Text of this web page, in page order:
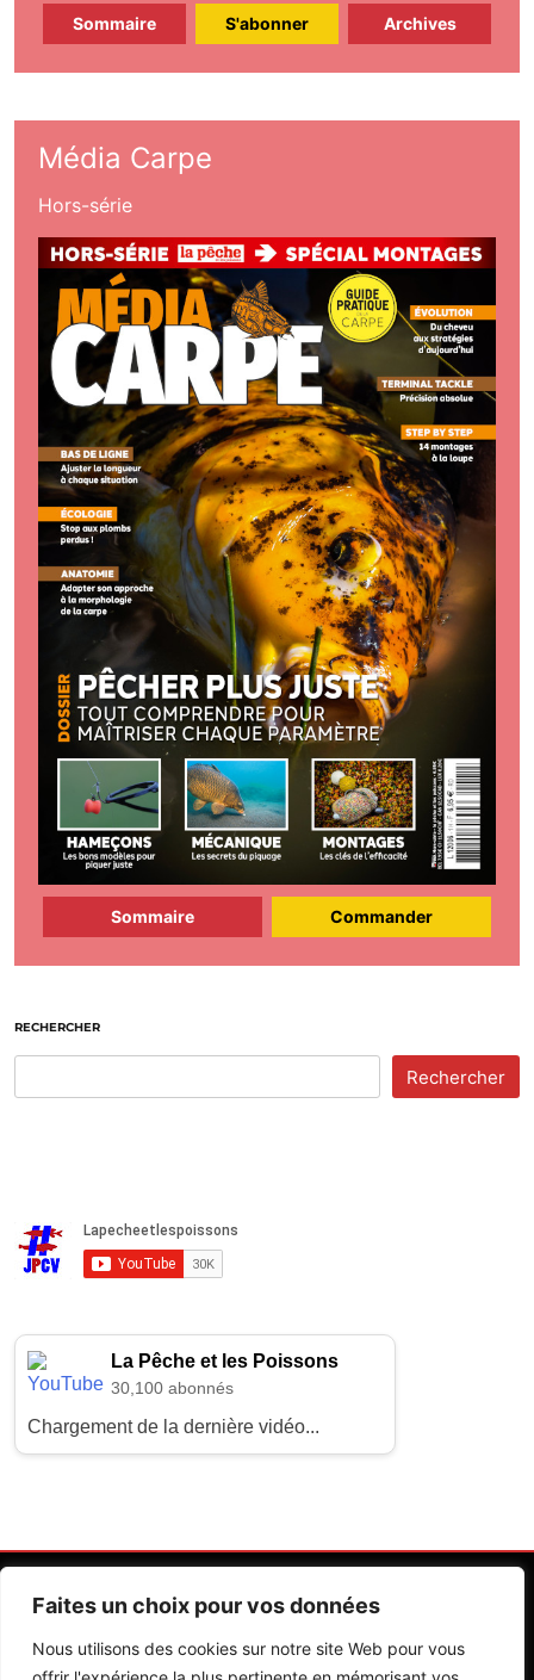
Faites un choix pour vos données
Nous utilisons des cookies sur notre site Web pour vous
Sommaire S'abonner Archives
Média Carpe
Hors-série
Sommaire Commander
RECHERCHER
Rechercher
La Pêche et les Poissons
30,100 abonnés
Chargement de la dernière vidéo...